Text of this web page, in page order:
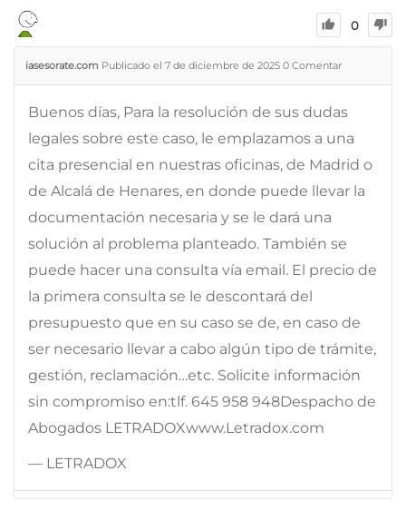
0
iasesorate.com Publicado el 7 de diciembre de 2025 0 Comentar
Buenos días, Para la resolución de sus dudas
legales sobre este caso, le emplazamos a una
cita presencial en nuestras oficinas, de Madrid o
de Alcalá de Henares, en donde puede llevar la
documentación necesaria y se le dará una
solución al problema planteado. También se
puede hacer una consulta vía email. El precio de
la primera consulta se le descontará del
presupuesto que en su caso se de, en caso de
ser necesario llevar a cabo algún tipo de trámite,
gestión, reclamación…etc. Solicite información
sin compromiso en:tlf. 645 958 948Despacho de
Abogados LETRADOXwww.Letradox.com
— LETRADOX